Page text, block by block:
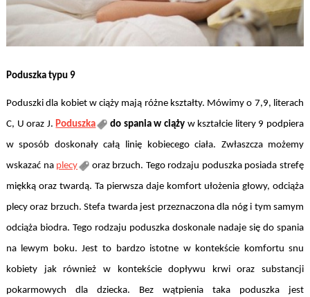
Poduszka typu 9
Poduszki dla kobiet w ciąży mają różne kształty. Mówimy o 7,9, literach
C, U oraz J.Poduszka do spania w ciąży w kształcie litery 9 podpiera
w sposób doskonały całą linię kobiecego ciała. Zwłaszcza możemy
wskazać na plecy
oraz brzuch. Tego rodzaju poduszka posiada strefę
miękką oraz twardą. Ta pierwsza daje komfort ułożenia głowy, odciąża
plecy oraz brzuch. Stefa twarda jest przeznaczona dla nóg i tym samym
odciąża biodra. Tego rodzaju poduszka doskonale nadaje się do spania
na lewym boku. Jest to bardzo istotne w kontekście komfortu snu
kobiety jak również w kontekście dopływu krwi oraz substancji
pokarmowych dla dziecka. Bez wątpienia taka poduszka jest